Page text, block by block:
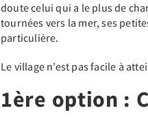
doute celui qui a le plus de
tournées vers la mer, ses
particulière.
Le village n’est pas facile à
1ère option :